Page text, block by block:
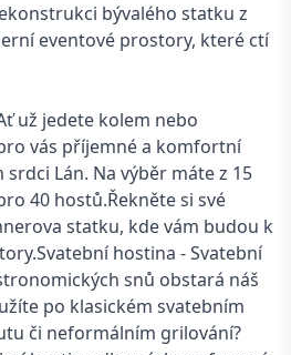
bývalého statku z
eventové prostory, které ctí
už jedete kolem nebo
vás příjemné a komfortní
Lán. Na výběr máte z 15
40 hostů.Řekněte si své
statku, kde vám budou k
hostina - Svatební
snů obstará náš
po klasickém svatebním
či neformálním grilování?